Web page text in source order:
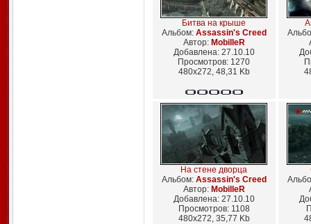
Битва на крыше
Альбом: Assassin's Creed
Автор: MobilleR
Добавлена: 27.10.10
Просмотров: 1270
480x272, 48,31 Kb
На стене дворца
Альбом: Assassin's Creed
Автор: MobilleR
Добавлена: 27.10.10
Просмотров: 1108
480x272, 35,77 Kb